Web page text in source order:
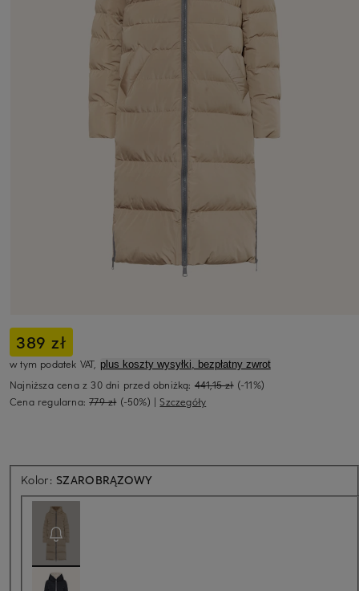
389 zł
w tym podatek VAT, plus koszty wysyłki, bezpłatny zwrot
Najniższa cena z 30 dni przed obniżką: 441,15 zł (-11%)
Cena regularna:779 zł (-50%) |Szczegóły
Kolor: SZAROBRĄZOWYAktualnie niedostępne